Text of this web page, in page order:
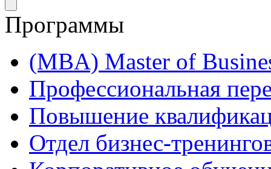
Программы
(MBA) Master of
Профессиональная
Повышение
Отдел бизнес-